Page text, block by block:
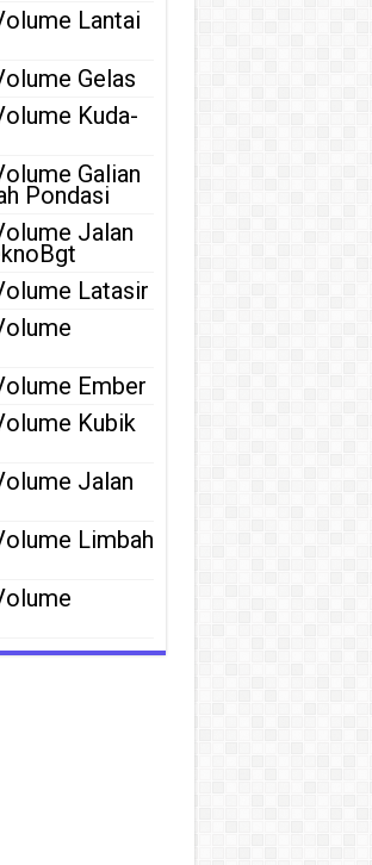
Lantai
Gelas
Kuda-
Galian
Pondasi
Jalan
Latasir
Ember
Kubik
Jalan
Limbah